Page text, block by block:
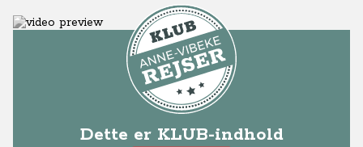
Dette er KLUB-indhold